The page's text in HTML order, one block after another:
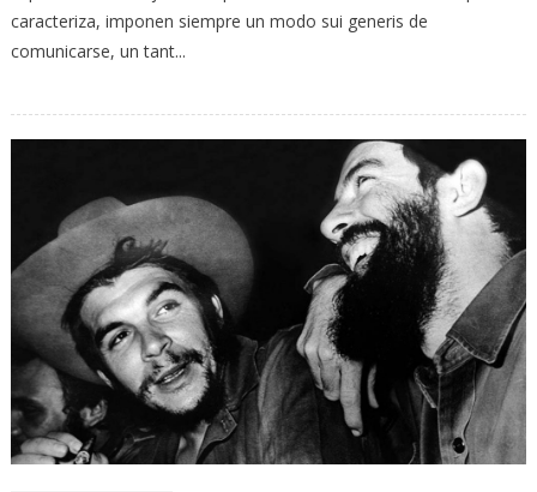
caracteriza, imponen siempre un modo sui generis de
comunicarse, un tant...